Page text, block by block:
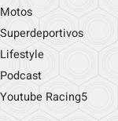
Motos
Superdeportivos
Lifestyle
Podcast
Youtube Racing5